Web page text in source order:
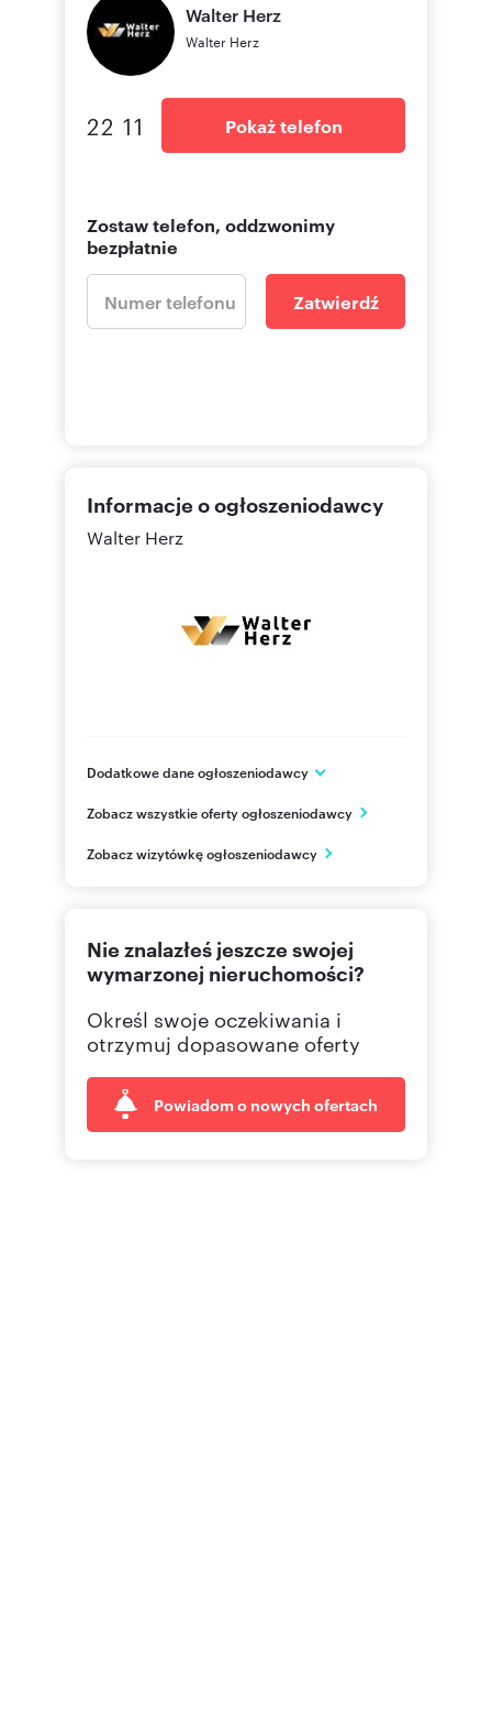
Walter Herz
Walter Herz
22 11 Pokaż telefon
Zostaw telefon, oddzwonimy
bezpłatnie
Zatwierdź
Informacje o ogłoszeniodawcy
Walter Herz
Dodatkowe dane ogłoszeniodawcy
Warszawa
PL
Zobacz wszystkie oferty ogłoszeniodawcy
Zobacz wizytówkę ogłoszeniodawcy
Nie znalazłeś jeszcze swojej
wymarzonej nieruchomości?
Określ swoje oczekiwania i
otrzymuj dopasowane oferty
Powiadom o nowych ofertach